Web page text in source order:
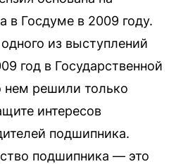
в Госдуме в 2009 году.
из выступлений
год в Государственной
нем решили только
интересов
подшипника.
подшипника — это